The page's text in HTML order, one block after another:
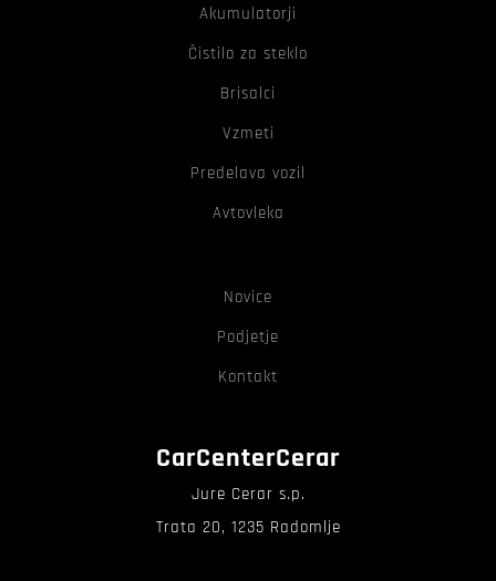
Akumulatorji
Čistilo za steklo
Brisalci
Vzmeti
Predelava vozil
Avtovleka
Novice
Podjetje
Kontakt
CarCenterCerar
Jure Cerar s.p.
Trata 20, 1235 Radomlje